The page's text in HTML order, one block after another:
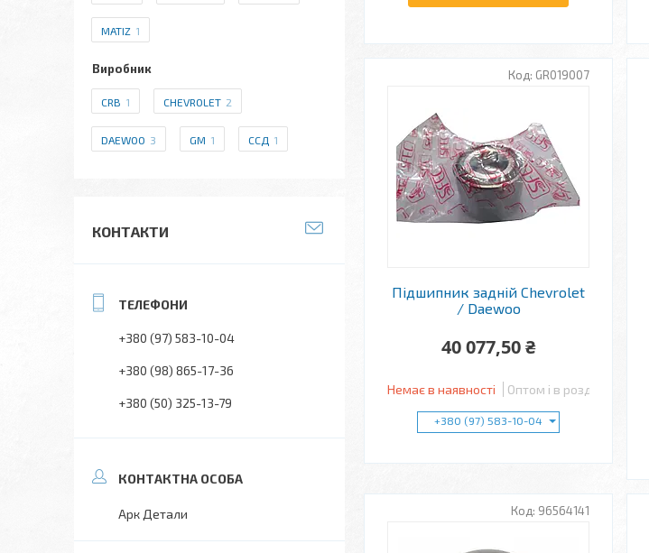
GR019007
Підшипник задній Chevrolet
/ Daewoo
40 077,50 ₴
Немає в наявності Оптом і в роздріб
+380 (97) 583-10-04
96564141
MATIZ 1
Виробник
CRB 1 CHEVROLET 2
DAEWOO 3 GM 1 ССД 1
КОНТАКТИ
+380 (97) 583-10-04
+380 (98) 865-17-36
+380 (50) 325-13-79
Арк Детали